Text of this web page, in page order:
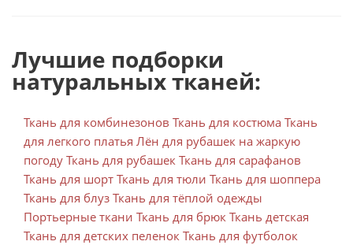
Лучшие подборки
натуральных тканeй:
Ткань для комбинезонов Ткань для костюма Ткань
для легкого платья Лён для рубашек на жаркую
погоду Ткань для рубашек Ткань для сарафанов
Ткань для шорт Ткань для тюли Ткань для шоппера
Ткань для блуз Ткань для тёплой одежды
Портьерные ткани Ткань для брюк Ткань детская
Ткань для детских пеленок Ткань для футболок